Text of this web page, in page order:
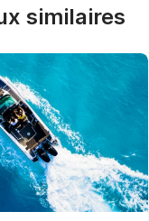
similaires